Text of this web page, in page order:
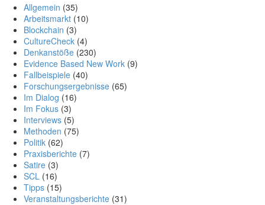
Allgemein (35)
Arbeitsmarkt (10)
Blockchain (3)
CultureCheck (4)
Denkanstöße (230)
Evidence Based New Work (9)
Fallbeispiele (40)
Forschungsergebnisse (65)
Im Dialog (16)
Im Fokus (3)
Interviews (5)
Methoden (75)
Politik (62)
Praxisberichte (7)
Satire (3)
SCL (16)
Tipps (15)
Veranstaltungsberichte (31)